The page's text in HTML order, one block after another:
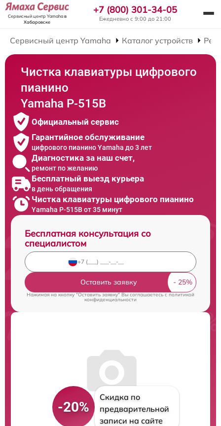
Сервисный центр Yamahaв
Хабаровске
+7 (800) 301-34-05
Ежедневно с 9:00 до 21:00
Сервисный центр Yamaha Каталог устройств
Чистка клавиатуры цифрового
пианино
Yamaha P-515B
Официальный сервис
Гарантийное обслуживание
цифрового пианино Yamaha до 3 лет
Диагностика за наш счет,
ремонт по желанию
Бесплатный выезд курьера
в день обращения
Чистка клавиатуры цифрового пианино
Yamaha P-515B от 35 минут
Бесплатная консультация со
специалистом
Оставить заявку
Нажимая на кнопку "Оставить заявку" Вы соглашаетесь cполитикой
конфиденциальности
-20%
Скидка по
предварительной
записи на сайте